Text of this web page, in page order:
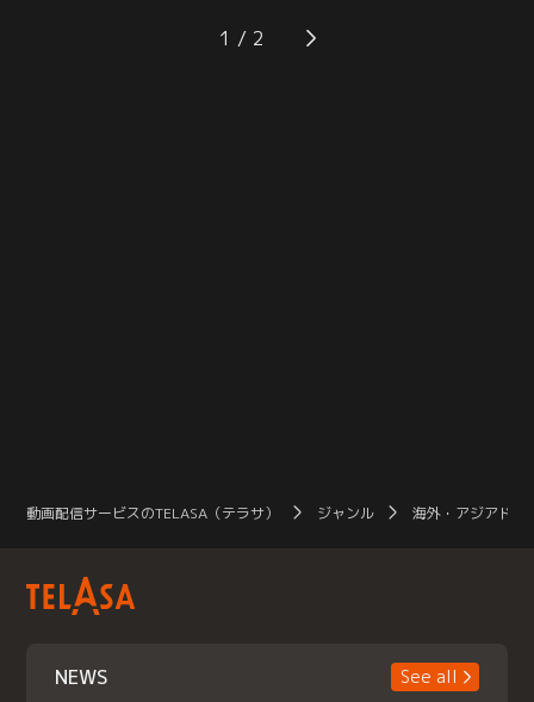
みを感じていないことが判明する。
一方、セイレンは外科部長をリムか
臓だったのだ。一方ショーンは、セ
イレンの横暴に耐えかねて病院を辞
1
動画配信サービスのTELASA（テラサ） ジャンル 海外・アジアドラ
NEWS See all